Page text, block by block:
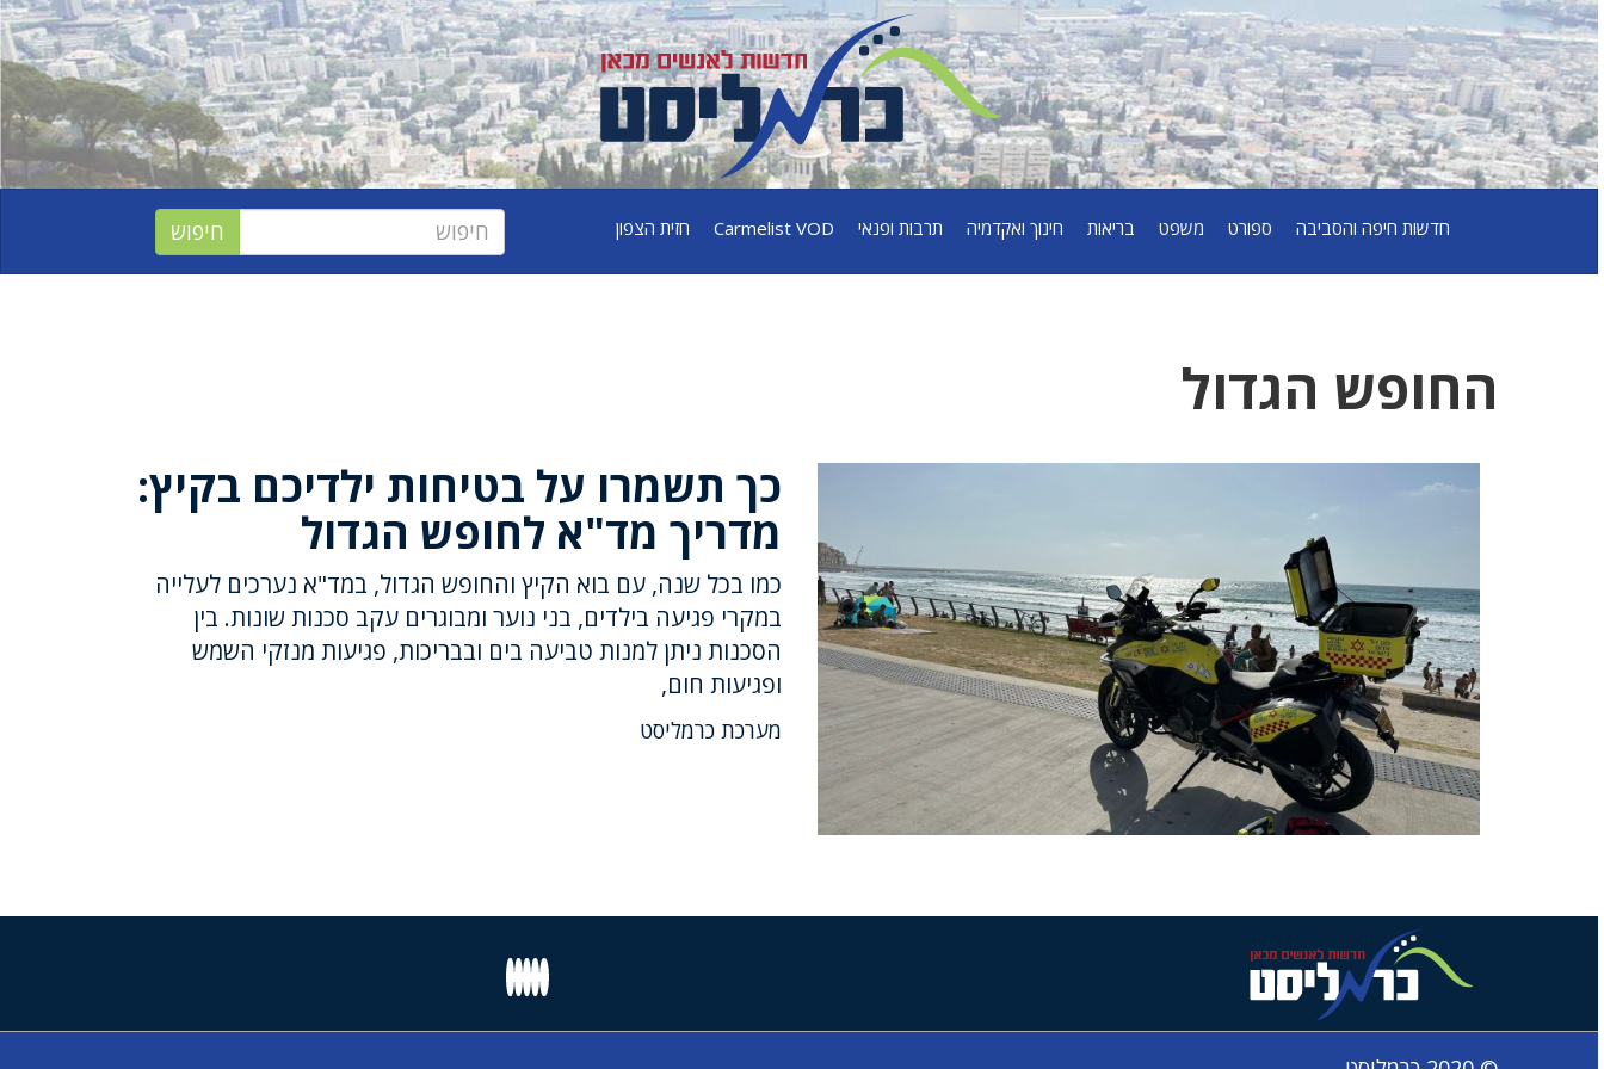
חדשות חיפה והסביבה ספורט משפט בריאות חינוך ואקדמיה תרבות ופנאי Carmelist VOD חזית הצפון
החופש הגדול
כך תשמרו על בטיחות ילדיכם בקיץ:
מדריך מד"א לחופש הגדול
כמו בכל שנה, עם בוא הקיץ והחופש הגדול, במד"א נערכים לעלייה
במקרי פגיעה בילדים, בני נוער ומבוגרים עקב סכנות שונות. בין
הסכנות ניתן למנות טביעה בים ובבריכות, פגיעות מנזקי השמש
ופגיעות חום,
מערכת כרמליסט